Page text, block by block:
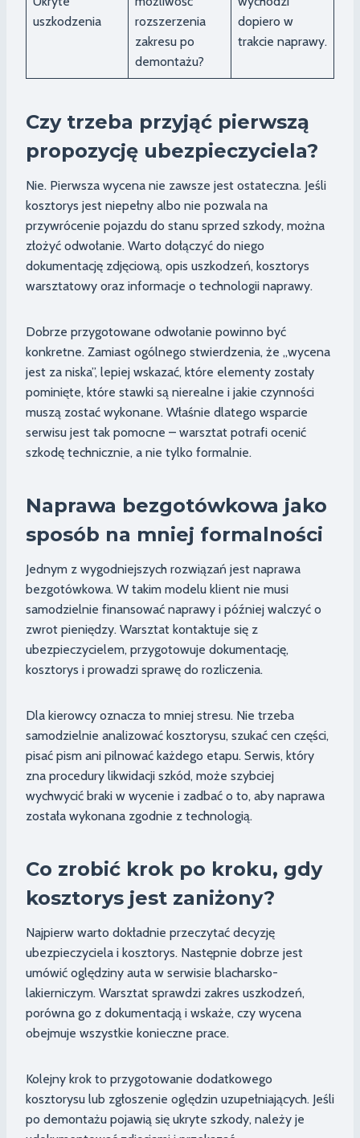
uszkodzenia
rozszerzenia
zakresu po
demontażu?
dopiero w
trakcie naprawy.
Czy trzeba przyjąć pierwszą
propozycję ubezpieczyciela?
Nie. Pierwsza wycena nie zawsze jest ostateczna. Jeśli
kosztorys jest niepełny albo nie pozwala na
przywrócenie pojazdu do stanu sprzed szkody, można
złożyć odwołanie. Warto dołączyć do niego
dokumentację zdjęciową, opis uszkodzeń, kosztorys
warsztatowy oraz informacje o technologii naprawy.
Dobrze przygotowane odwołanie powinno być
konkretne. Zamiast ogólnego stwierdzenia, że „wycena
jest za niska”, lepiej wskazać, które elementy zostały
pominięte, które stawki są nierealne i jakie czynności
muszą zostać wykonane. Właśnie dlatego wsparcie
serwisu jest tak pomocne – warsztat potrafi ocenić
szkodę technicznie, a nie tylko formalnie.
Naprawa bezgotówkowa jako
sposób na mniej formalności
Jednym z wygodniejszych rozwiązań jest naprawa
bezgotówkowa. W takim modelu klient nie musi
samodzielnie finansować naprawy i później walczyć o
zwrot pieniędzy. Warsztat kontaktuje się z
ubezpieczycielem, przygotowuje dokumentację,
kosztorys i prowadzi sprawę do rozliczenia.
Dla kierowcy oznacza to mniej stresu. Nie trzeba
samodzielnie analizować kosztorysu, szukać cen części,
pisać pism ani pilnować każdego etapu. Serwis, który
zna procedury likwidacji szkód, może szybciej
wychwycić braki w wycenie i zadbać o to, aby naprawa
została wykonana zgodnie z technologią.
Co zrobić krok po kroku, gdy
kosztorys jest zaniżony?
Najpierw warto dokładnie przeczytać decyzję
ubezpieczyciela i kosztorys. Następnie dobrze jest
umówić oględziny auta w serwisie blacharsko-
lakierniczym. Warsztat sprawdzi zakres uszkodzeń,
porówna go z dokumentacją i wskaże, czy wycena
obejmuje wszystkie konieczne prace.
Kolejny krok to przygotowanie dodatkowego
kosztorysu lub zgłoszenie oględzin uzupełniających. Jeśli
po demontażu pojawią się ukryte szkody, należy je